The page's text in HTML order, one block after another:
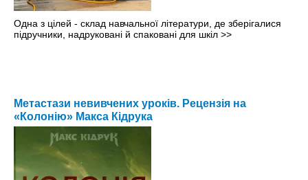
Одна з цілей - склад навчальної літератури, де зберігалися
підручники, надруковані й спаковані для шкіл >>
Метастази невивчених уроків. Рецензія на
«Колонію» Макса Кідрука